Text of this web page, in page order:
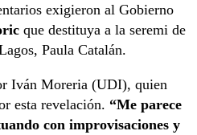
exigieron al Gobierno
que destituya a la seremi de
Paula Catalán.
Iván Moreria (UDI), quien
esta revelación. “Me parece
con improvisaciones y